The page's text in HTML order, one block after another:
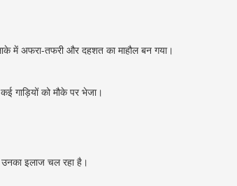
में अफरा-तफरी और दहशत का माहौल बन गया।
गाड़ियों को मौके पर भेजा।
उनका इलाज चल रहा है।